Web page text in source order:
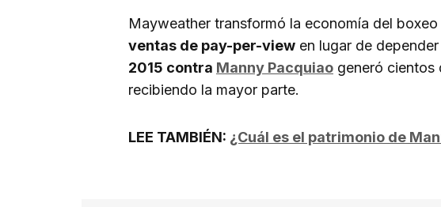
Mayweather transformó la economía del
ventas de pay-per-view en lugar de
2015 contra Manny Pacquiao generó cientos
recibiendo la mayor parte.
LEE TAMBIÉN: ¿Cuál es el patrimonio de